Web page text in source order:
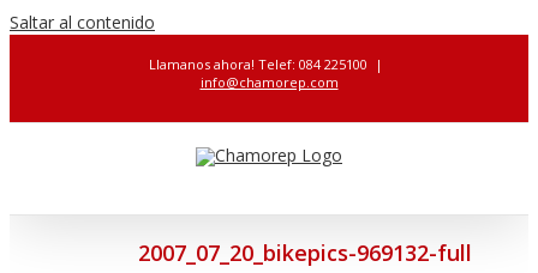
Saltar al contenido
Llamanos ahora! Telef: 084 225100
|
info@chamorep.com
2007_07_20_bikepics-969132-full